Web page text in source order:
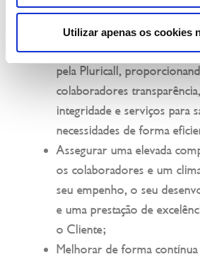
Utilizar apenas os cookies
asseguram a existência da
Assegurar um nível
da Informação e
pela Pluricall,
colaboradores
integridade e serviços para
necessidades de forma
Assegurar uma elevada
os colaboradores e um
seu empenho, o seu
e uma prestação de
o Cliente;
Melhorar de forma contínua